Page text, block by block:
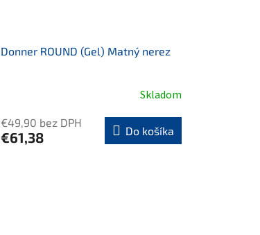
Donner ROUND (Gel) Matný nerez
Skladom
€49,90 bez DPH
€61,38 Do košíka